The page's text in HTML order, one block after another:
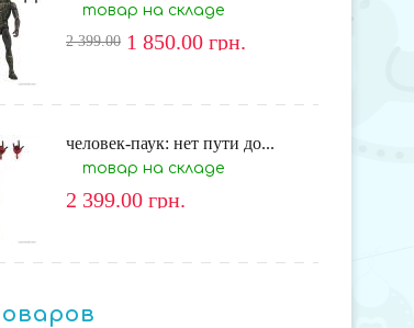
товар на складе
2 399.00 1 850.00 грн.
человек-паук: нет пути до...
товар на складе
2 399.00 грн.